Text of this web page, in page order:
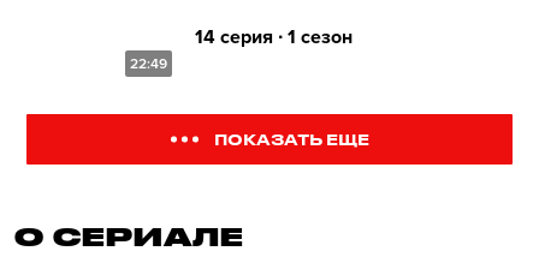
22:49
14 серия ∙ 1 сезон
ПОКАЗАТЬ ЕЩЕ
О СЕРИАЛE